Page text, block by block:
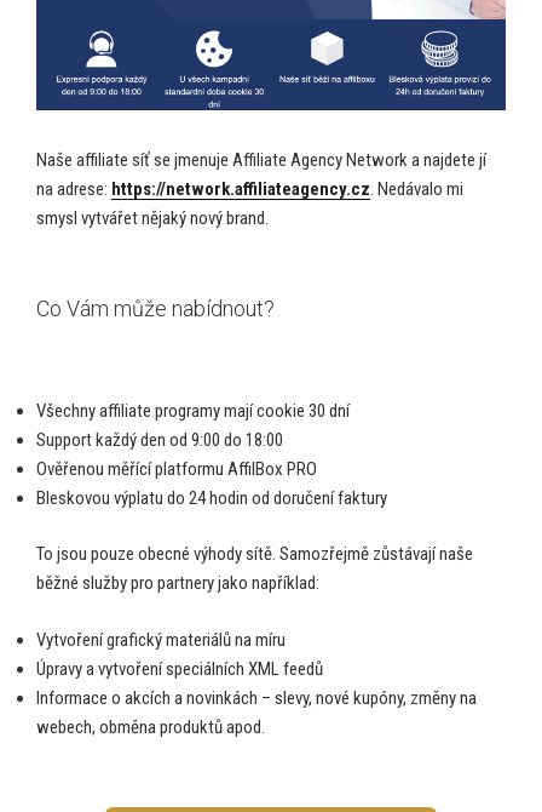
Naše affiliate síť se jmenuje Affiliate Agency Network a najdete jí
na adrese: https://network.affiliateagency.cz. Nedávalo mi
smysl vytvářet nějaký nový brand.
Co Vám může nabídnout?
Všechny affiliate programy mají cookie 30 dní
Support každý den od 9:00 do 18:00
Ověřenou měřící platformu AffilBox PRO
Bleskovou výplatu do 24 hodin od doručení faktury
To jsou pouze obecné výhody sítě. Samozřejmě zůstávají naše
běžné služby pro partnery jako například:
Vytvoření grafický materiálů na míru
Úpravy a vytvoření speciálních XML feedů
Informace o akcích a novinkách – slevy, nové kupóny, změny na
webech, obměna produktů apod.